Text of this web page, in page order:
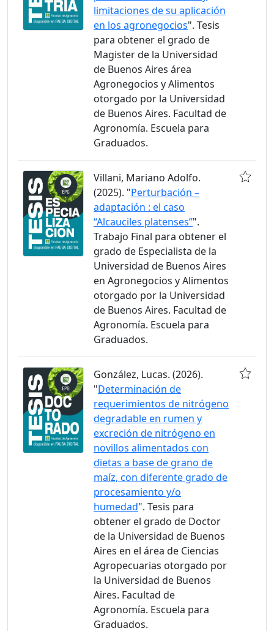
limitaciones de su aplicación
en los agronegocios". Tesis
para obtener el grado de
Magister de la Universidad
de Buenos Aires área
Agronegocios y Alimentos
otorgado por la Universidad
de Buenos Aires. Facultad de
Agronomía. Escuela para
Graduados.
Villani, Mariano Adolfo.
(2025). "Perturbación –
adaptación : el caso
“Alcauciles platenses”".
Trabajo Final para obtener el
grado de Especialista de la
Universidad de Buenos Aires
en Agronegocios y Alimentos
otorgado por la Universidad
de Buenos Aires. Facultad de
Agronomía. Escuela para
Graduados.
González, Lucas. (2026).
"Determinación de
requerimientos de nitrógeno
degradable en rumen y
excreción de nitrógeno en
novillos alimentados con
dietas a base de grano de
maíz, con diferente grado de
procesamiento y/o
humedad". Tesis para
obtener el grado de Doctor
de la Universidad de Buenos
Aires en el área de Ciencias
Agropecuarias otorgado por
la Universidad de Buenos
Aires. Facultad de
Agronomía. Escuela para
Graduados.